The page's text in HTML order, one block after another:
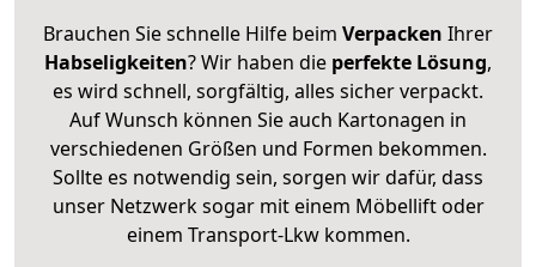
Brauchen Sie schnelle Hilfe beim Verpacken Ihrer
Habseligkeiten? Wir haben die perfekte Lösung,
es wird schnell, sorgfältig, alles sicher verpackt.
Auf Wunsch können Sie auch Kartonagen in
verschiedenen Größen und Formen bekommen.
Sollte es notwendig sein, sorgen wir dafür, dass
unser Netzwerk sogar mit einem Möbellift oder
einem Transport-Lkw kommen.